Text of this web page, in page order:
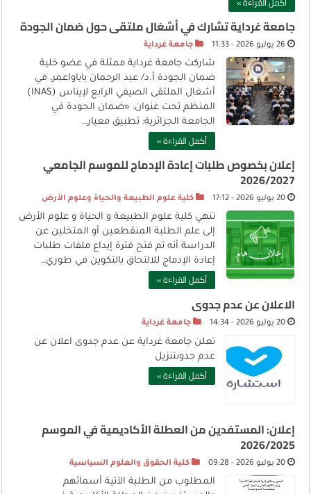
جامعة غرداية تشارك في أشغال ملتقى حول ضمان الجودة
جامعة غرداية
شاركت جامعة غرداية ممثلة في عضو خلية
ضمان الجودة أ.د/ عبد الرحمان باباواعمر، في
أشغال الملتقى الصيفي الرابع لإيناس (INAS)
المنظم تحت عنوان: «ضمان الجودة في
الجامعة الجزائرية: تطبيق معيار…
أكمل القراءة »
إعلان بخصوص طلبات إعادة الإدماج للموسم الجامعي
2026/2027
20 يوليو 2026 - 17:12 كلية علوم الطبيعة والحياة وعلوم الأرض
تنهي كلية علوم الطبيعة و الحياة و علوم الأرض
إلى علم الطلبة المنقطعين أو المتخلين عن
الدراسة أنه تم فتح فترة إيداع ملفات طلبات
إعادة الإدماج للالتحاق بالتكوين في طوري…
أكمل القراءة »
الاعلان عن عدم جدوى
20 يوليو 2026 - 14:34 جامعة غرداية
تعلن جامعة غرداية عن عدم جدوى اعلان عن
عدم جدوىتنزيل
أكمل القراءة »
إعلان: المستفدين من العطلة الأكاديمية في الموسم
2026/2025
20 يوليو 2026 - 09:28 كلية الحقوق والعلوم السياسية
المطلوب من الطلبة الآتية أسمائهم